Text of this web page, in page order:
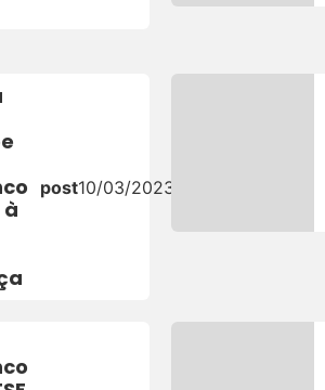
post10/03/2023